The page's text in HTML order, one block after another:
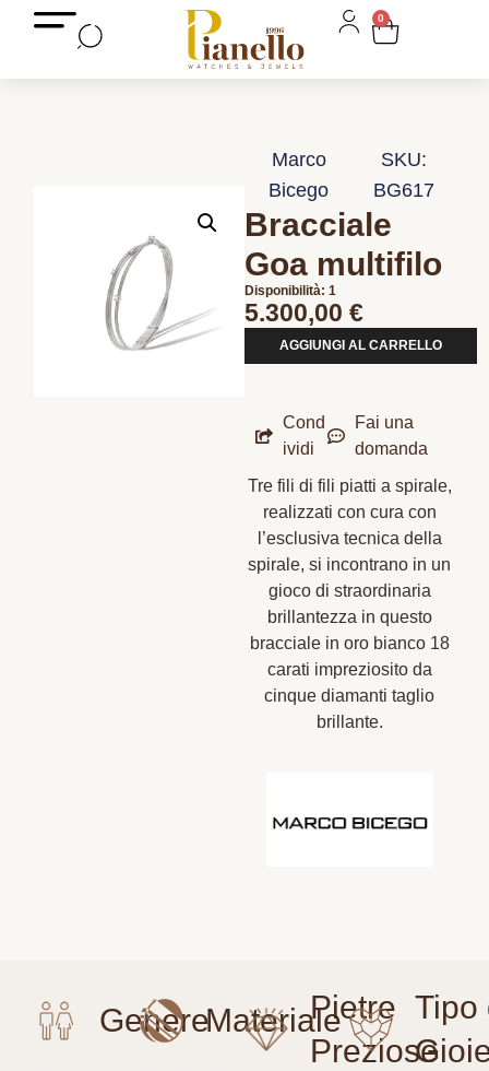
0
Marco
Bicego
SKU:
BG617
Bracciale
Goa multifilo
Disponibilità: 1
5.300,00 €
AGGIUNGI AL CARRELLO
Cond
ividi
Fai una
domanda
Tre fili di fili piatti a spirale,
realizzati con cura con
l’esclusiva tecnica della
spirale, si incontrano in un
gioco di straordinaria
brillantezza in questo
bracciale in oro bianco 18
carati impreziosito da
cinque diamanti taglio
brillante.